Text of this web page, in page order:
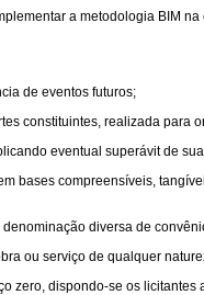
a metodologia BIM
de eventos futuros;
constituintes, realizada para
eventual superávit de
bases compreensíveis,
diversa de
ou serviço de qualquer
zero, dispondo-se os